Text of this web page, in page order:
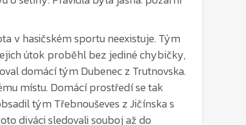
útok proběhl bez jediné chybičky,
domácí tým Dubenec z Trutnovska.
místu. Domácí prostředí se tak
tým Třebnouševes z Jičínska s
diváci sledovali souboj až do
Pátou pozici obsadil Dobšín